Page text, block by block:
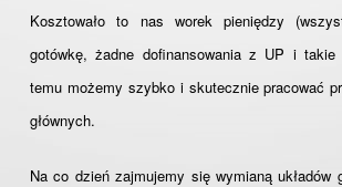
Kosztowało to nas worek pieniędzy
gotówkę, żadne dofinansowania z UP i
temu możemy szybko i skutecznie pracować
głównych.
Na co dzień zajmujemy się wymianą układów